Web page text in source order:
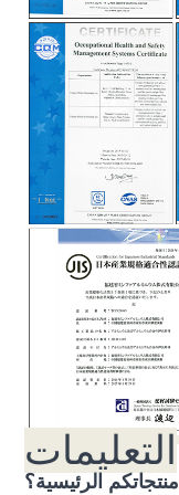
التعليمات